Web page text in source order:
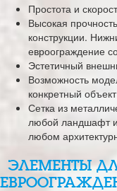
Простота и
Высокая
конструкции.
евроограждение
Эстетичный
Возможность
конкретный
Сетка из
любой ландшафт
любом
ЭЛЕМЕНТЫ